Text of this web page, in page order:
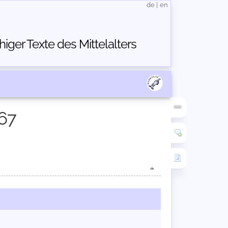
Texte des Mittelalters
de en